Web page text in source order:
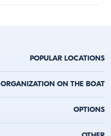
POPULAR LOCATIONS
استئجار يخت في أنطاليا
استئجار يخت في قاش
استئجار يخت في قالقان
استئجار يخت في فتحية
ORGANIZATION ON THE BOAT
حفلة عيد الميلاد على اليخت
OPTIONS
استئجار يخت يومي